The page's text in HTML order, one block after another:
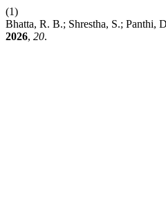
(1)
Bhatta, R. B.; Shrestha, S.; Panthi,
2026, 20.